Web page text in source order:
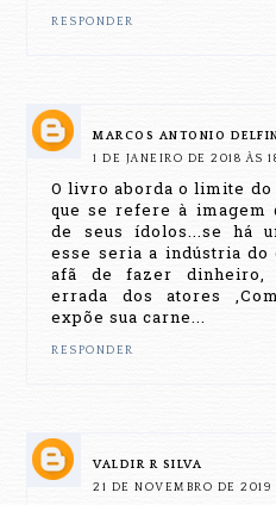
RESPONDER
MARCOS ANTONIO
1 DE JANEIRO DE 2018 ÀS
O livro aborda o limite
que se refere à imagem
de seus ídolos...se há
esse seria a indústria do
afã de fazer dinheiro,
errada dos atores
expõe sua carne...
RESPONDER
VALDIR R SILVA
21 DE NOVEMBRO DE